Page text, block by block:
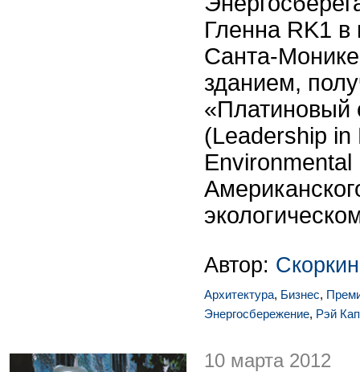
Гленна RK1
Санта-
зданием,
«Платиновый
(Leadership in
Environmental
Автор:
Архитектура, Бизнес,
Энергосбережение, Рэй
10 марта 2012